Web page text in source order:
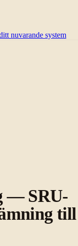
nuvarande system
— SRU-
till